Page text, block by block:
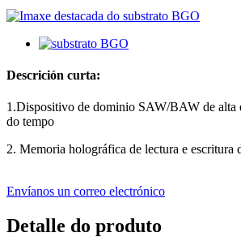
Descrición curta:
1.Dispositivo de dominio SAW/BAW de alta
do tempo
2. Memoria holográfica de lectura e escritura
Envíanos un correo electrónico
Detalle do produto